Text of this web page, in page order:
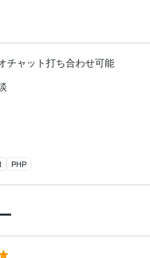
チャット打ち合わせ可能
PHP